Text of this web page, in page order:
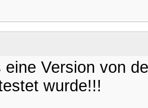
Version von
wurde!!!